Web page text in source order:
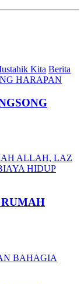
Kita Berita